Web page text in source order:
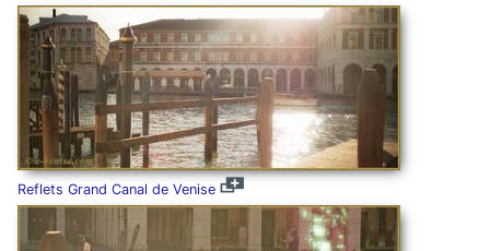
Reflets Grand Canal de Venise